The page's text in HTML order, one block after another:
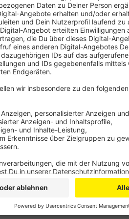
Die Strafe von vier Jahren ist im
wird – für höhere Strafen ist das
Veröffentlicht:Donnerstag, 04.06.2020
Anzeige